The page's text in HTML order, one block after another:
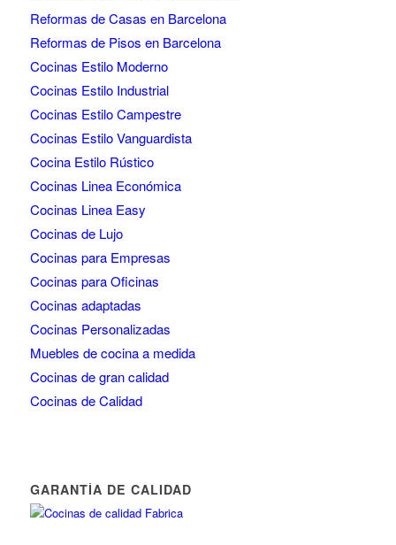
Reformas de Casas en Barcelona
Reformas de Pisos en Barcelona
Cocinas Estilo Moderno
Cocinas Estilo Industrial
Cocinas Estilo Campestre
Cocinas Estilo Vanguardista
Cocina Estilo Rústico
Cocinas Linea Económica
Cocinas Linea Easy
Cocinas de Lujo
Cocinas para Empresas
Cocinas para Oficinas
Cocinas adaptadas
Cocinas Personalizadas
Muebles de cocina a medida
Cocinas de gran calidad
Cocinas de Calidad
GARANTÍA DE CALIDAD